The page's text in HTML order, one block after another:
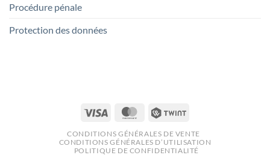
Procédure pénale
Protection des données
Visa MasterCardTwint
CONDITIONS GÉNÉRALES DE VENTE
CONDITIONS GÉNÉRALES D’UTILISATION
POLITIQUE DE CONFIDENTIALITÉ